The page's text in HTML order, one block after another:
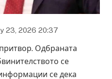
23, 2026 20:37
Одбраната
се
се дека